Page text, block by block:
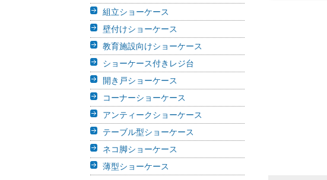
組立ショーケース
壁付けショーケース
教育施設向けショーケース
ショーケース付きレジ台
開き戸ショーケース
コーナーショーケース
アンティークショーケース
テーブル型ショーケース
ネコ脚ショーケース
薄型ショーケース